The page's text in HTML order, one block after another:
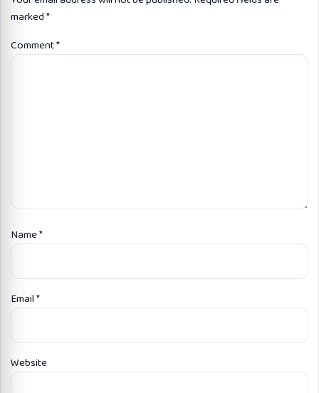
marked*
Comment*
Name*
Email*
Website